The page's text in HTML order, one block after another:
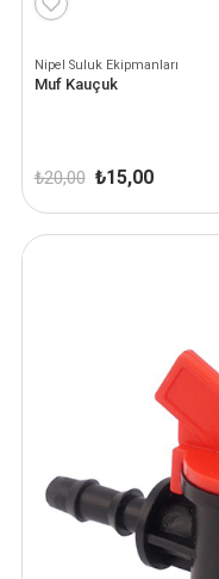
Nipel Suluk Ekipmanları
Muf Kauçuk
₺20,00 Orijinal
₺ 20,00.
₺15,00Şu
fiyat:
₺ 15,00.